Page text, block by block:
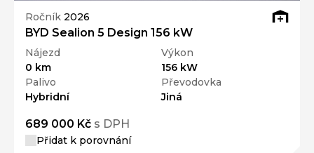
Ročník 2026
BYD Sealion 5 Design 156 kW
Nájezd
0 km
Výkon
156 kW
Palivo
Hybridní
Převodovka
Jiná
689 000 Kč s DPH
Přidat k porovnání